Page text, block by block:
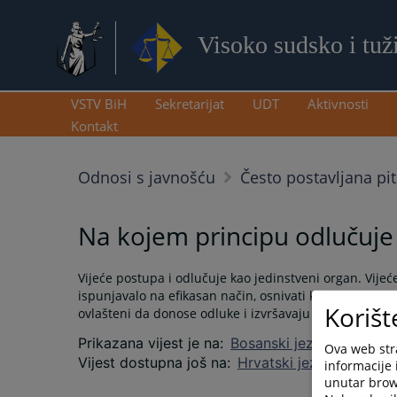
Visoko sudsko i
VSTV BiH Sekretarijat UDT Aktivnosti
Kontakt
Odnosi s javnošću Često postavljana
Na kojem principu odlučuje
Vijeće postupa i odlučuje kao jedinstveni organ.
ispunjavalo na efikasan način, osnivati komisije u
ovlašteni da donose odluke i izvršavaju zadatke u
Prikazana vijest je na: Bosanski jezik
Vijest dostupna još na: Hrvatski jezik Srpski
Ova web
informacije
unutar